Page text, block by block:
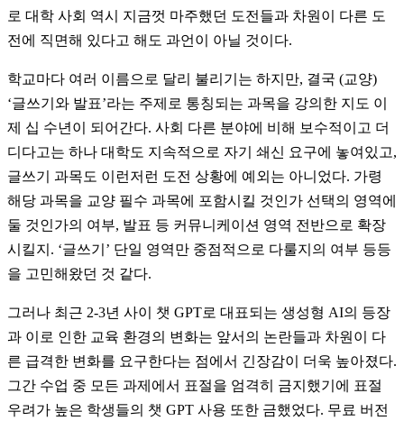
로 대학 사회 역시 지금껏 마주했던 도전들과 차원이 다른 도
전에 직면해 있다고 해도 과언이 아닐 것이다.
학교마다 여러 이름으로 달리 불리기는 하지만, 결국 (교양)
‘글쓰기와 발표’라는 주제로 통칭되는 과목을 강의한 지도 이
제 십 수년이 되어간다. 사회 다른 분야에 비해 보수적이고 더
디다고는 하나 대학도 지속적으로 자기 쇄신 요구에 놓여있고,
글쓰기 과목도 이런저런 도전 상황에 예외는 아니었다. 가령
해당 과목을 교양 필수 과목에 포함시킬 것인가 선택의 영역에
둘 것인가의 여부, 발표 등 커뮤니케이션 영역 전반으로 확장
시킬지. ‘글쓰기’ 단일 영역만 중점적으로 다룰지의 여부 등등
을 고민해왔던 것 같다.
그러나 최근 2-3년 사이 챗 GPT로 대표되는 생성형 AI의 등장
과 이로 인한 교육 환경의 변화는 앞서의 논란들과 차원이 다
른 급격한 변화를 요구한다는 점에서 긴장감이 더욱 높아졌다.
그간 수업 중 모든 과제에서 표절을 엄격히 금지했기에 표절
우려가 높은 학생들의 챗 GPT 사용 또한 금했었다. 무료 버전